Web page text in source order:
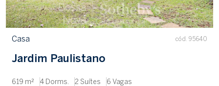
Casa cód. 95640
Jardim Paulistano
619 m² 4 Dorms. 2 Suítes 6 Vagas